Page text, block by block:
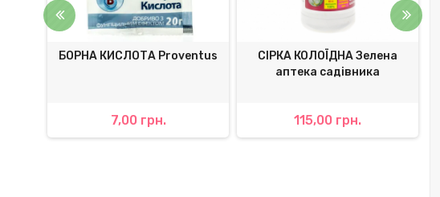
БОРНА КИСЛОТА Proventus
7,00 грн.
СІРКА КОЛОЇДНА Зелена
аптека садівника
115,00 грн.